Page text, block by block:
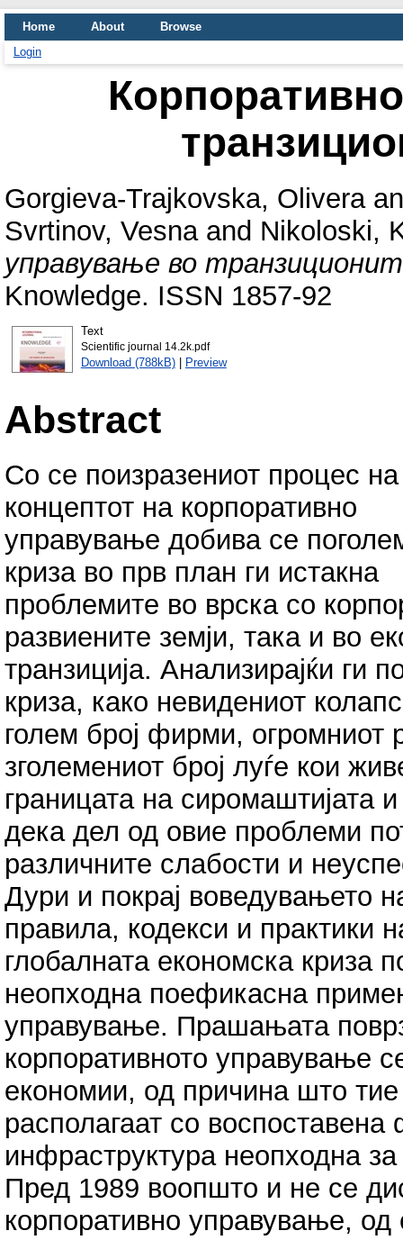
Home About
Browse
Login
Gorgieva-Trajkovska, Olivera
Svrtinov, Vesnaand Nikoloski,
управување во
Knowledge. ISSN 1857-92
Text
Scientific journal 14.2k.pdf
Download (788kB)| Preview
Abstract
Со се поизразениот процес
концептот на корпоративно
управување добива се
криза во прв план ги истакна
проблемите во врска со
развиените земји, така и во
транзиција. Анализирајќи ги
криза, како невидениот
голем број фирми, огромниот
зголемениот број луѓе кои
границата на сиромаштијата
дека дел од овие проблеми
различните слабости и
Дури и покрај воведувањето
правила, кодекси и практики
глобалната економска криза
неопходна поефикасна
управување. Прашањата
корпоративното управување
економии, од причина што
располагаат со
инфраструктура неопходна за
Пред 1989 воопшто и не се
корпоративно управување, од